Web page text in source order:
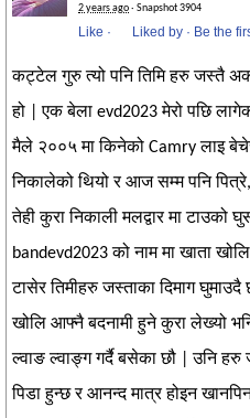
2 years ago· Snapshot 3904
Like · Liked by · Be the
कट्टेल गुरु त्यो पनि तिमि हरु जस्तै
हो | एक बेला evd2023 मेरो पछि
मैले २००५ मा किनेको Camry लाइ
निकालेको थियो र आज सम्म पनि
तेही कुरा निकाली मलद्वार मा टाउको
bandevd2023 को नाम मा खाता
टासेर तिमीहरु जस्ताका दिमाग
खोलि आफ्नै बदनामी हुने कुरा लेख्यो
ल्वाङ ल्वाङ्ग गर्दै बसेका छौ | उनि हरु
पिडा हुन्छ र आनन्द मात्र होइन